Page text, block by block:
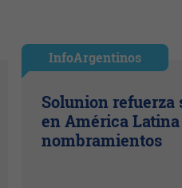
InfoArgentinos
Solunion refuerza
en América
nombramientos